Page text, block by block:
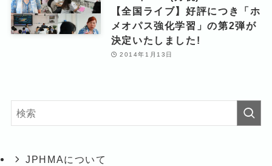
【全国ライブ】好評につき「ホ
メオパス強化学習」の第2弾が
決定いたしました!
2014年1月13日
JPHMAについて